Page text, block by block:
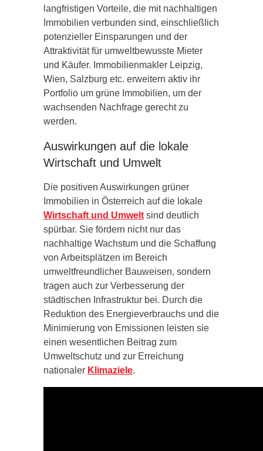
langfristigen Vorteile, die mit nachhaltigen
Immobilien verbunden sind, einschließlich
potenzieller Einsparungen und der
Attraktivität für umweltbewusste Mieter
und Käufer. Immobilienmakler Leipzig,
Wien, Salzburg etc. erweitern aktiv ihr
Portfolio um grüne Immobilien, um der
wachsenden Nachfrage gerecht zu
werden.
Auswirkungen auf die lokale
Wirtschaft und Umwelt
Die positiven Auswirkungen grüner
Immobilien in Österreich auf die lokale
Wirtschaft und Umwelt sind deutlich
spürbar. Sie fördern nicht nur das
nachhaltige Wachstum und die Schaffung
von Arbeitsplätzen im Bereich
umweltfreundlicher Bauweisen, sondern
tragen auch zur Verbesserung der
städtischen Infrastruktur bei. Durch die
Reduktion des Energieverbrauchs und die
Minimierung von Emissionen leisten sie
einen wesentlichen Beitrag zum
Umweltschutz und zur Erreichung
nationaler Klimaziele.